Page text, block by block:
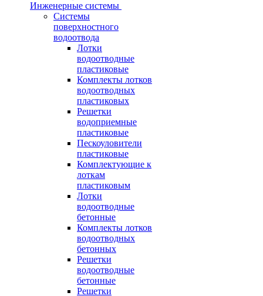
Инженерные системы
Системы
поверхностного
водоотвода
Лотки
водоотводные
пластиковые
Комплекты лотков
водоотводных
пластиковых
Решетки
водоприемные
пластиковые
Пескоуловители
пластиковые
Комплектующие к
лоткам
пластиковым
Лотки
водоотводные
бетонные
Комплекты лотков
водоотводных
бетонных
Решетки
водоотводные
бетонные
Решетки